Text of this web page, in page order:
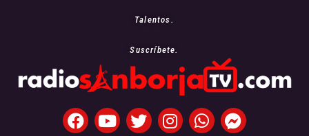
Talentos.
Suscríbete.